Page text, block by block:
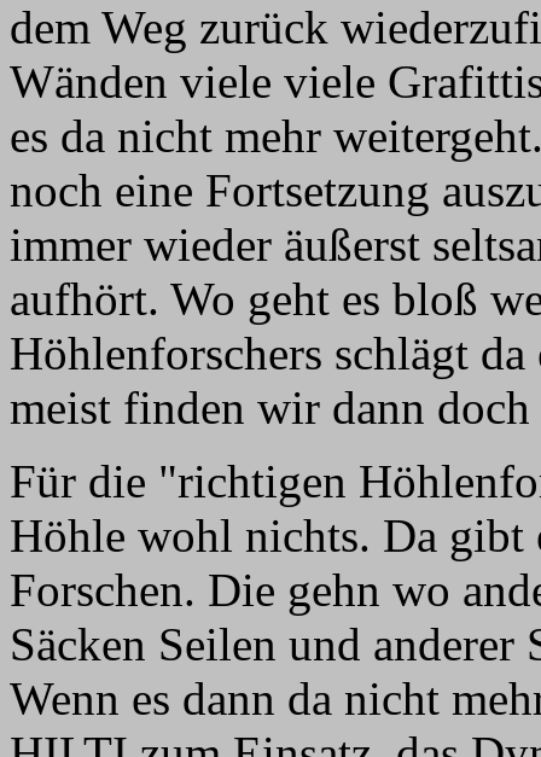
dem Weg zurück
Wänden viele viele
es da nicht mehr
noch eine Fortsetzung
immer wieder äußerst
aufhört. Wo geht es bloß
Höhlenforschers schlägt
meist finden wir dann
Für die "richtigen
Höhle wohl nichts. Da gibt
Forschen. Die gehn wo
Säcken Seilen und anderer
Wenn es dann da nicht